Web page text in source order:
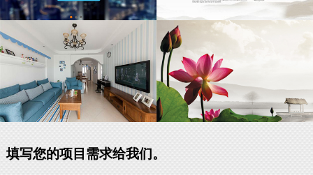
填写您的项目需求给我们。